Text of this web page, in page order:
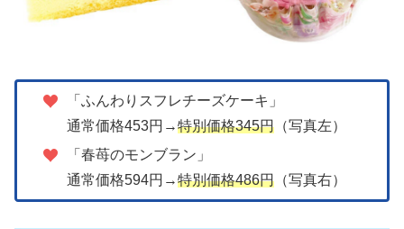
「ふんわりスフレチーズケーキ」
通常価格453円→特別価格345円（写真左）
「春苺のモンブラン」
通常価格594円→特別価格486円（写真右）